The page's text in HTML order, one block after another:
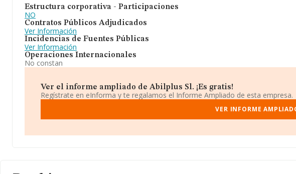
Estructura corporativa - Participaciones
NO
Contratos Públicos Adjudicados
Ver Información
Incidencias de Fuentes Públicas
Ver Información
Operaciones Internacionales
No constan
Ver el informe ampliado de Abilplus Sl. ¡Es gratis!
Regístrate en eInforma y te regalamos el Informe Ampliado de esta empresa.
VER INFORME